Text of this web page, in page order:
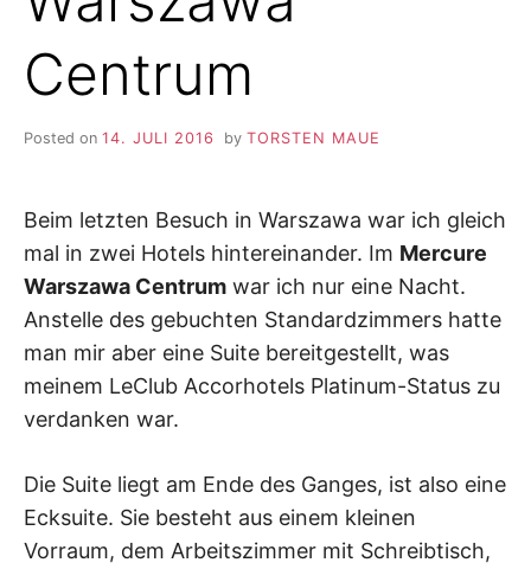
Centrum
Posted on 14. JULI 2016 by TORSTEN MAUE
Beim letzten Besuch in Warszawa war ich gleich
mal in zwei Hotels hintereinander. Im Mercure
Warszawa Centrum war ich nur eine Nacht.
Anstelle des gebuchten Standardzimmers hatte
man mir aber eine Suite bereitgestellt, was
meinem LeClub Accorhotels Platinum-Status zu
verdanken war.
Die Suite liegt am Ende des Ganges, ist also eine
Ecksuite. Sie besteht aus einem kleinen
Vorraum, dem Arbeitszimmer mit Schreibtisch,